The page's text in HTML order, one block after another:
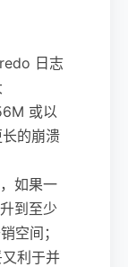
日志
或以
的崩溃
如果一
到至少
空间；
利于并